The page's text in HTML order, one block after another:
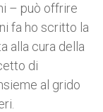
– può offrire
fa ho scritto la
alla cura della
di
al grido